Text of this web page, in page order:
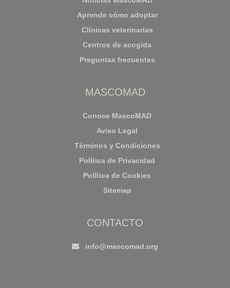
Aprende cómo adoptar
Clínicas veterinarias
Centros de acogida
Preguntas frecuentes
MASCOMAD
Conoce MascoMAD
Aviso Legal
Términos y Condiciones
Política de Privacidad
Política de Cookies
Sitemap
CONTACTO
info@mascomad.org